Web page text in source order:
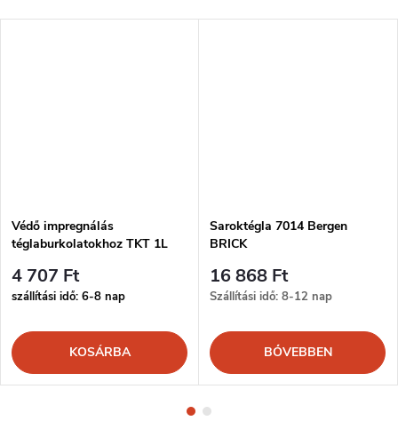
Védő impregnálás
téglaburkolatokhoz TKT 1L
4 707 Ft
szállítási idő: 6-8 nap
KOSÁRBA
Saroktégla 7014 Bergen
BRICK
16 868 Ft
Szállítási idő: 8-12 nap
BŐVEBBEN